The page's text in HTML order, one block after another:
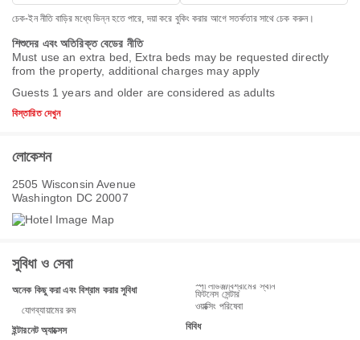
চেক-ইন নীতি বাড়ির মধ্যে ভিন্ন হতে পারে, দয়া করে বুকিং করার আগে সতর্কতার সাথে চেক করুন।
শিশুদের এবং অতিরিক্ত বেডের নীতি
Must use an extra bed, Extra beds may be requested directly
from the property, additional charges may apply
Guests 1 years and older are considered as adults
বিস্তারিত দেখুন
লোকেশন
2505 Wisconsin Avenue
Washington DC 20007
সুবিধা ও সেবা
অনেক কিছু করা এবং বিশ্রাম করার সুবিধা
যোগব্যায়ামের রুম
ইন্টারনেট অ্যাক্সেস
স্পা লাউঞ্জ/বিশ্রামের স্থান
ফিটনেস সেন্টার
ওয়াক্সিং পরিষেবা
বিবিধ